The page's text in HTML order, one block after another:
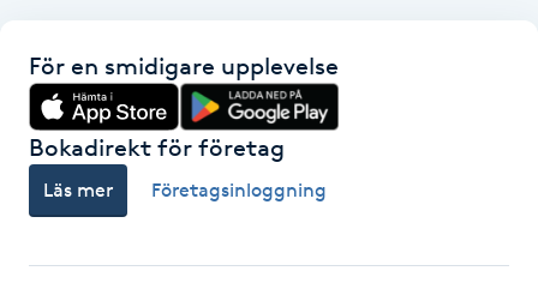
Hyperhidros
Hypnos
För en smidigare upplevelse
Bokadirekt för företag
Läs mer Företagsinloggning